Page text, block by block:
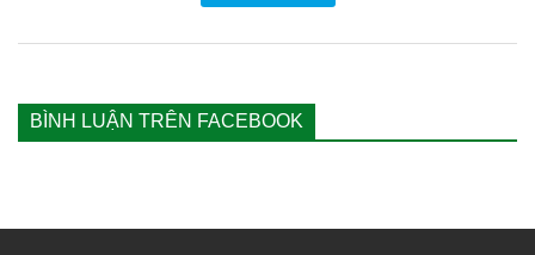
BÌNH LUẬN TRÊN FACEBOOK